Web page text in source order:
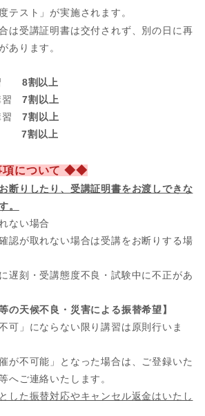
テスト」が実施されます。
は受講証明書は交付されず、別の日に再
あります。
習 8割以上
習7割以上
習7割以上
7割以上
について ◆◆
断りしたり、受講証明書をお渡しできな
。
ない場合
認が取れない場合は受講をお断りする場
遅刻・受講態度不良・試験中に不正があ
の天候不良・災害による振替希望】
可」にならない限り講習は原則行いま
が不可能」となった場合は、ご登録いた
へご連絡いたします。
した振替対応やキャンセル返金はいたし